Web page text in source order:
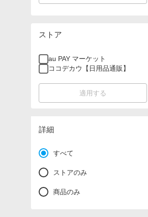
ストア
au PAY マーケット
ココデカウ【日用品通販】
適用する
詳細
すべて
ストアのみ
商品のみ